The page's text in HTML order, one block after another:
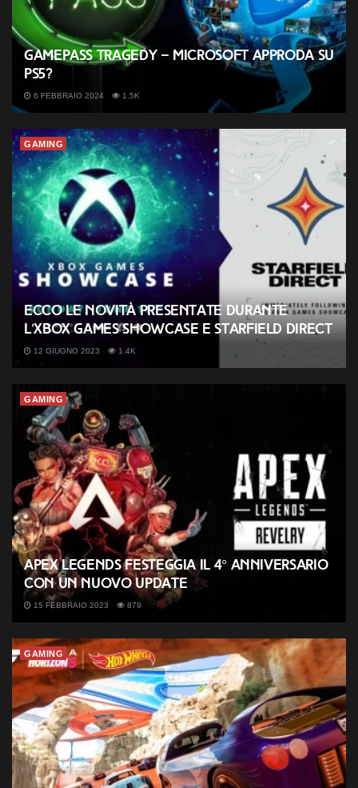
GamePass tragedy – Microsoft approda su
PS5?
6 FEBBRAIO 2024 1.5K
GAMING
Ecco le novità presentate durante
l’Xbox Games Showcase e Starfield Direct
12 GIUGNO 2023 1.4K
GAMING
Apex Legends festeggia il 4° anniversario
con un nuovo update
15 FEBBRAIO 2023 879
GAMING